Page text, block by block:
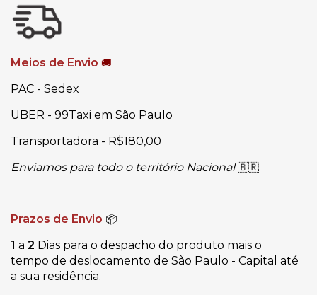
Meios de Envio 🚚
PAC - Sedex
UBER - 99Taxi em São Paulo
Transportadora - R$180,00
Enviamos para todo o território Nacional🇧🇷
Prazos de Envio 📦
1 a 2 Dias para o despacho do produto mais o
tempo de deslocamento de São Paulo - Capital até
a sua residência.